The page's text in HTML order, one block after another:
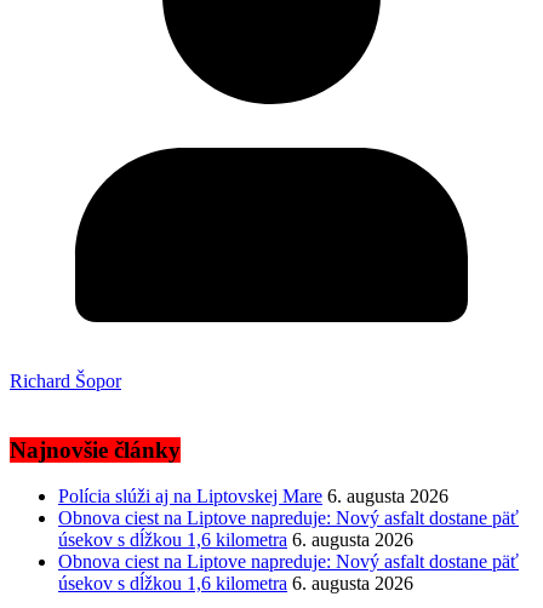
Richard Šopor
Najnovšie články
Polícia slúži aj na Liptovskej Mare 6. augusta 2026
Obnova ciest na Liptove napreduje: Nový asfalt dostane päť
úsekov s dĺžkou 1,6 kilometra 6. augusta 2026
Obnova ciest na Liptove napreduje: Nový asfalt dostane päť
úsekov s dĺžkou 1,6 kilometra 6. augusta 2026